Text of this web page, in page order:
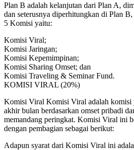
Plan B adalah kelanjutan dari Plan A,
dan seterusnya diperhitungkan di Plan
5 Komisi yaitu:
Komisi Viral;
Komisi Jaringan;
Komisi Kepemimpinan;
Komisi Sharing Omset; dan
Komisi Traveling & Seminar Fund.
KOMISI VIRAL (20%)
Komisi Viral Komisi Viral adalah komisi
akhir bulan berdasarkan omset pribadi
memandang peringkat. Komisi Viral ini
dengan pembagian sebagai berikut:
Adapun syarat dari Komisi Viral ini